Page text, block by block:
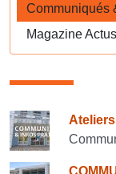
Communiqués
Magazine
Consulter